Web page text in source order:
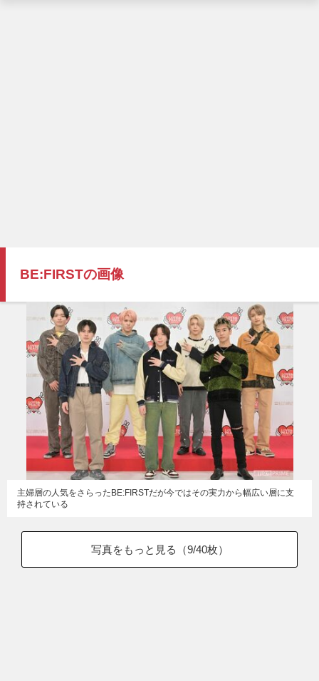
BE:FIRSTの画像
主婦層の人気をさらったBE:FIRSTだが今ではその実力から幅広い層に支
持されている
写真をもっと見る（9/40枚）